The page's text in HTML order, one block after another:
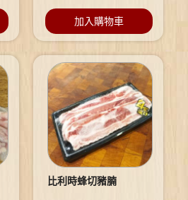
加入購物車
比利時蜂切豬腩